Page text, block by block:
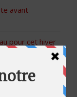
avant
pour cet hiver
votre mère